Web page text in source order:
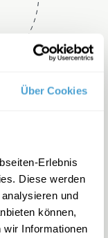
Über Cookies
Erlebnis
Diese werden
und
können,
wir Informationen